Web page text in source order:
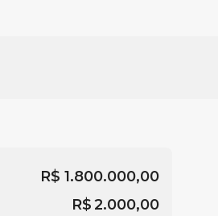
R$ 1.800.000,00
R$ 2.000,00